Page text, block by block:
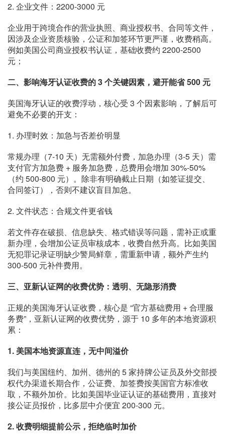
2. 企业文件：2200-3000 元
企业用于跨境合作的营业执照、商业授权书、合同等文件，
因涉及企业资质核验，公证和加签环节更严谨，收费稍高。
例如美国公司商业授权书认证，基础收费约 2200-2500
元；
二、影响海牙认证收费的 3 个关键因素，避开能省 500 元
美国海牙认证的收费浮动，核心受 3 个因素影响，了解后可
避免不必要的开支：
1. 办理时效：加急与否差价明显
常规办理（7-10 天）无需额外付费，加急办理（3-5 天）需
支付官方加急费 + 服务加急费，总费用会增加 30%-50%
（约 500-800 元）。除非有明确截止日期（如签证提交、
合同签订），否则不建议盲目加急。
2. 文件状态：合规文件更省钱
若文件存在破损、信息缺失、格式错误等问题，需补正或重
新办理，会增加公证员审核成本，收费自然升高。比如美国
无犯罪记录证明缺少警局鲜章，需重新申请，额外产生约
300-500 元补件费用。
三、亚新认证网的收费优势：透明、无隐形消费
正规的美国海牙认证收费，核心是 “官方基础费用 + 合理服
务费”，亚新认证网的收费优势，源于 10 多年的本地资源积
累：
1. 美国本地资源直连，无中间溢价
我们与美国纽约、加州、德州的 5 家持牌公证员及外交部授
权代办渠道长期合作，公证费、加签费按美国官方标准收
取，不额外加价。比如美国毕业证认证的基础费用，直接对
接公证员报价，比多层中介便宜 200-300 元。
2. 收费明细提前公示，拒绝临时加价